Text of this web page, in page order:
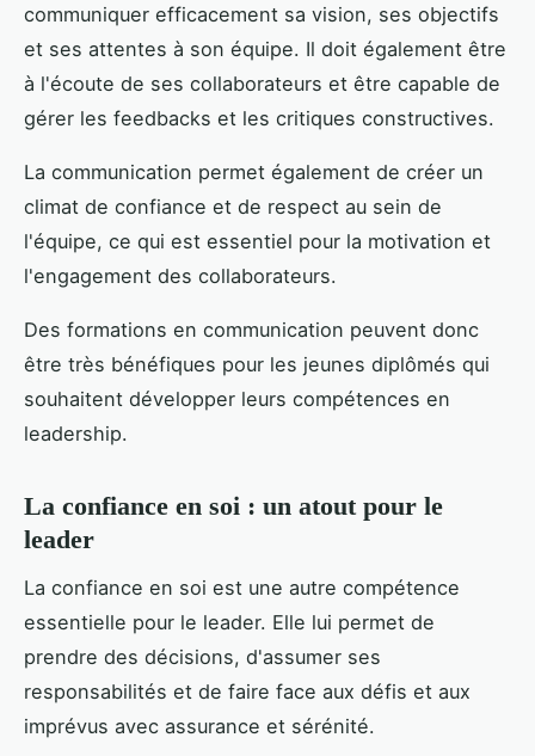
communiquer efficacement sa vision, ses objectifs
et ses attentes à son équipe. Il doit également être
à l'écoute de ses collaborateurs et être capable de
gérer les feedbacks et les critiques constructives.
La communication permet également de créer un
climat de confiance et de respect au sein de
l'équipe, ce qui est essentiel pour la motivation et
l'engagement des collaborateurs.
Des formations en communication peuvent donc
être très bénéfiques pour les jeunes diplômés qui
souhaitent développer leurs compétences en
leadership.
La confiance en soi : un atout pour le
leader
La confiance en soi est une autre compétence
essentielle pour le leader. Elle lui permet de
prendre des décisions, d'assumer ses
responsabilités et de faire face aux défis et aux
imprévus avec assurance et sérénité.